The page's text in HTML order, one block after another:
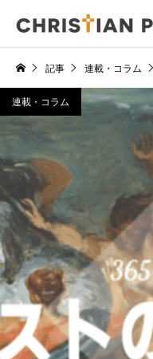
記事 連載・コラム
連載・コラム